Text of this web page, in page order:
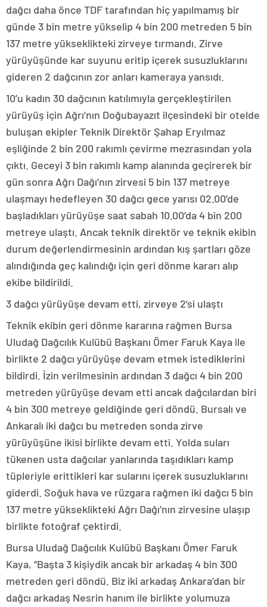
dağcı daha önce TDF tarafından hiç yapılmamış bir
günde 3 bin metre yükselip 4 bin 200 metreden 5 bin
137 metre yükseklikteki zirveye tırmandı. Zirve
yürüyüşünde kar suyunu eritip içerek susuzluklarını
gideren 2 dağcının zor anları kameraya yansıdı.
10’u kadın 30 dağcının katılımıyla gerçekleştirilen
yürüyüş için Ağrı’nın Doğubayazıt ilçesindeki bir otelde
buluşan ekipler Teknik Direktör Şahap Eryılmaz
eşliğinde 2 bin 200 rakımlı çevirme mezrasından yola
çıktı. Geceyi 3 bin rakımlı kamp alanında geçirerek bir
gün sonra Ağrı Dağı’nın zirvesi 5 bin 137 metreye
ulaşmayı hedefleyen 30 dağcı gece yarısı 02.00’de
başladıkları yürüyüşe saat sabah 10.00’da 4 bin 200
metreye ulaştı. Ancak teknik direktör ve teknik ekibin
durum değerlendirmesinin ardından kış şartları göze
alındığında geç kalındığı için geri dönme kararı alıp
ekibe bildirildi.
3 dağcı yürüyüşe devam etti, zirveye 2’si ulaştı
Teknik ekibin geri dönme kararına rağmen Bursa
Uludağ Dağcılık Kulübü Başkanı Ömer Faruk Kaya ile
birlikte 2 dağcı yürüyüşe devam etmek istediklerini
bildirdi. İzin verilmesinin ardından 3 dağcı 4 bin 200
metreden yürüyüşe devam etti ancak dağcılardan biri
4 bin 300 metreye geldiğinde geri döndü. Bursalı ve
Ankaralı iki dağcı bu metreden sonda zirve
yürüyüşüne ikisi birlikte devam etti. Yolda suları
tükenen usta dağcılar yanlarında taşıdıkları kamp
tüpleriyle erittikleri kar sularını içerek susuzluklarını
giderdi. Soğuk hava ve rüzgara rağmen iki dağcı 5 bin
137 metre yükseklikteki Ağrı Dağı’nın zirvesine ulaşıp
birlikte fotoğraf çektirdi.
Bursa Uludağ Dağcılık Kulübü Başkanı Ömer Faruk
Kaya, “Başta 3 kişiydik ancak bir arkadaş 4 bin 300
metreden geri döndü. Biz iki arkadaş Ankara’dan bir
dağcı arkadaş Nesrin hanım ile birlikte yolumuza